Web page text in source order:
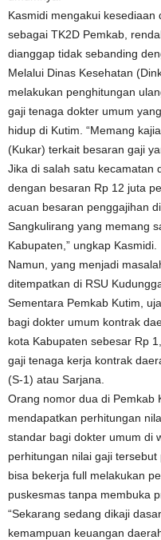
Kasmidi mengakui
sebagai TK2D Pemkab,
dianggap tidak sebanding
Melalui Dinas Kesehatan
melakukan penghitungan
gaji tenaga dokter umum
hidup di Kutim. “Memang
(Kukar) terkait besaran gaji
Jika di salah satu kecamatan
dengan besaran Rp 12 juta
acuan besaran penggajihan
Sangkulirang yang memang
Kabupaten,” ungkap Kasmidi.
Namun, yang menjadi
ditempatkan di RSU
Sementara Pemkab Kutim,
bagi dokter umum kontrak
kota Kabupaten sebesar Rp
gaji tenaga kerja kontrak
(S-1) atau Sarjana.
Orang nomor dua di Pemkab
mendapatkan perhitungan
standar bagi dokter umum di
perhitungan nilai gaji
bisa bekerja full melakukan
puskesmas tanpa membuka
“Sekarang sedang dikaji
kemampuan keuangan